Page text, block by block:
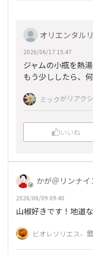
オリエンタル
2026/06/17 15:47
ジャムの小瓶を熱
もう少ししたら、
ミックがリアク
いいね
かが＠リンナ
2026/06/09 09:40
山椒好きです！地道
ビオレソリエス、